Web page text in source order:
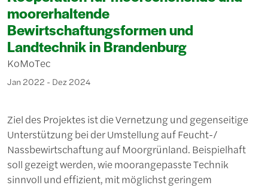
moorerhaltende
Bewirtschaftungsformen und
Landtechnik in Brandenburg
KoMoTec
Jan 2022 - Dez 2024
Ziel des Projektes ist die Vernetzung und gegenseitige
Unterstützung bei der Umstellung auf Feucht-/
Nassbewirtschaftung auf Moorgrünland. Beispielhaft
soll gezeigt werden, wie moorangepasste Technik
sinnvoll und effizient, mit möglichst geringem